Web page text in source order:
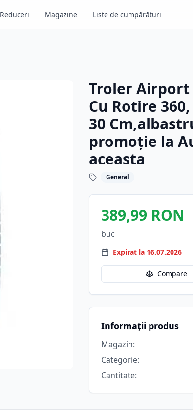
Reduceri Magazine Liste de cumpărături
Troler Airport
Cu Rotire
30
promoție la
aceasta
General
389,99 RON
buc
Expirat la 16.07.2026
Compare
Informații produs
Magazin:
Categorie:
Cantitate: